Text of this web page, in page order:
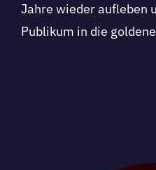
Jahre wieder aufleben
Publikum in die